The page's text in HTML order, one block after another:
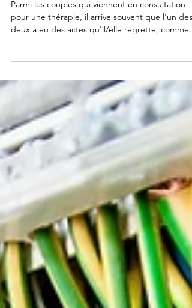
pardonner ?
Parmi les couples qui viennent en consultation
suis désolé(e)" est un premier pas mais peut ne
pas suffire pour restaurer le lien ou réparer la
blessure. Alors comment s'y prendre ?